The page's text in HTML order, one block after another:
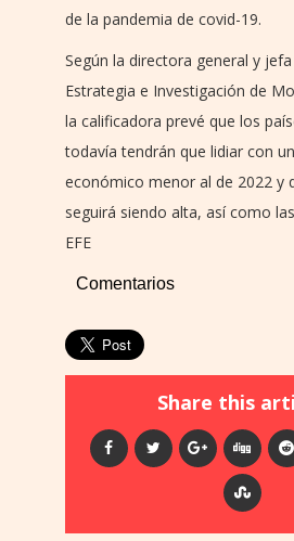
de la pandemia de covid-19.
Según la directora general y
Estrategia e Investigación de
la calificadora prevé que los
todavía tendrán que lidiar con
económico menor al de 2022 y
seguirá siendo alta, así como
EFE
Comentarios
Share this